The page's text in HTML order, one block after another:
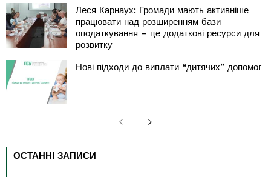
Леся Карнаух: Громади мають активніше
працювати над розширенням бази
оподаткування – це додаткові ресурси для
розвитку
Нові підходи до виплати “дитячих” допомог
ОСТАННІ ЗАПИСИ